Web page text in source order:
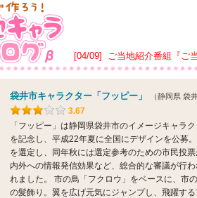
[04/09] ご当地紹介番組『ご
袋井市キャラクター「フッピー」 （静岡県 袋
3.67
「フッピー」は静岡県袋井市のイメージキャラ
を記念し、平成22年夏に全国にデザインを公募
を選定し、同年秋には選定参考のための市民投
内外への情報発信効果など、総合的な審議が行
れました。 市の鳥「フクロウ」をベースに、市
の髪飾り。翼を広げ元気にジャンプし、飛躍す